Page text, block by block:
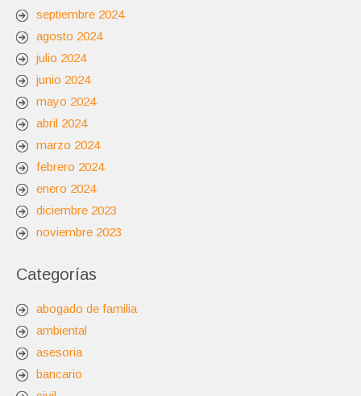
septiembre 2024
agosto 2024
julio 2024
junio 2024
mayo 2024
abril 2024
marzo 2024
febrero 2024
enero 2024
diciembre 2023
noviembre 2023
Categorías
abogado de familia
ambiental
asesoria
bancario